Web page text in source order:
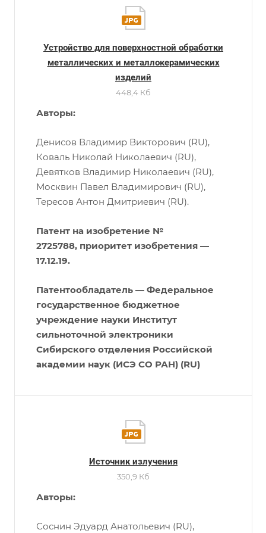
Устройство для поверхностной обработки
металлических и металлокерамических
изделий
448,4 Кб
Авторы:
Денисов Владимир Викторович (RU),
Коваль Николай Николаевич (RU),
Девятков Владимир Николаевич (RU),
Москвин Павел Владимирович (RU),
Тересов Антон Дмитриевич (RU).
Патент на изобретение №
2725788, приоритет изобретения —
17.12.19.
Патентообладатель — Федеральное
государственное бюджетное
учреждение науки Институт
сильноточной электроники
Сибирского отделения Российской
академии наук (ИСЭ СО РАН) (RU)
Источник излучения
350,9 Кб
Авторы:
Соснин Эдуард Анатольевич (RU),